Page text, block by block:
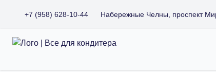
+7 (958) 628-10-44 Набережные Челны, проспект
Все для кондитера